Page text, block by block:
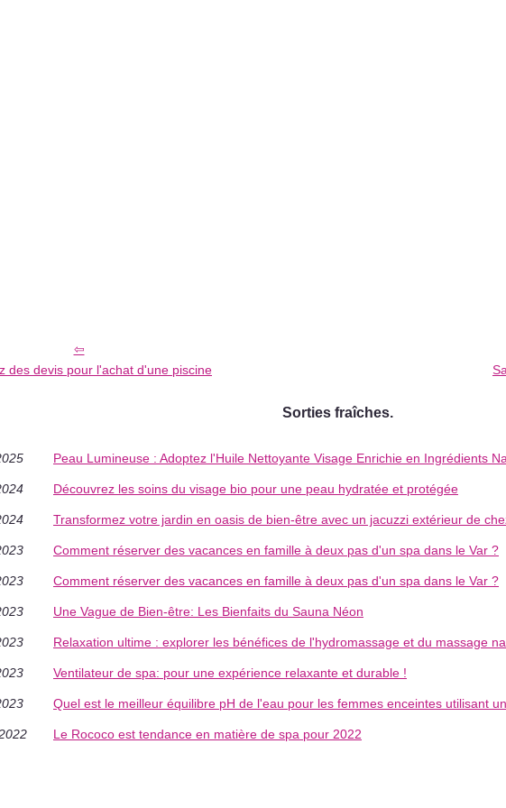
des devis pour l'achat d'une piscine
Sorties fraîches.
Peau Lumineuse : Adoptez l'Huile Nettoyante Visage Enrichie en Ingrédients
Découvrez les soins du visage bio pour une peau hydratée et protégée
Transformez votre jardin en oasis de bien-être avec un jacuzzi extérieur de
Comment réserver des vacances en famille à deux pas d'un spa dans le Var ?
Comment réserver des vacances en famille à deux pas d'un spa dans le Var ?
Une Vague de Bien-être: Les Bienfaits du Sauna Néon
Relaxation ultime : explorer les bénéfices de l'hydromassage et du massage
Ventilateur de spa: pour une expérience relaxante et durable !
Quel est le meilleur équilibre pH de l'eau pour les femmes enceintes utilisant
Le Rococo est tendance en matière de spa pour 2022